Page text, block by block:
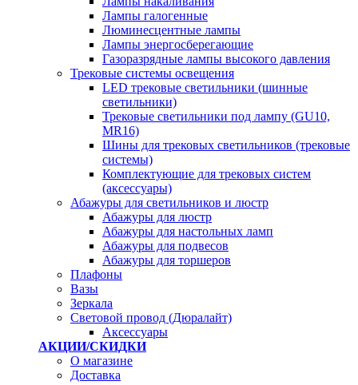
Лампы галогенные
Люминесцентные лампы
Лампы энергосберегающие
Газоразрядные лампы высокого давления
Трековые системы освещения
LED трековые светильники (шинные
светильники)
Трековые светильники под лампу (GU10,
MR16)
Шины для трековых светильников (трековые
системы)
Комплектующие для трековых систем
(аксессуары)
Абажуры для светильников и люстр
Абажуры для люстр
Абажуры для настольных ламп
Абажуры для подвесов
Абажуры для торшеров
Плафоны
Вазы
Зеркала
Световой провод (Дюралайт)
Аксессуары
АКЦИИ/СКИДКИ
О магазине
Доставка